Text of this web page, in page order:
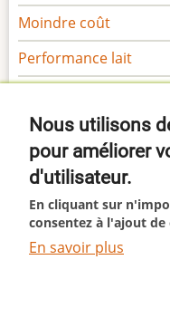
Moindre coût
Performance lait
Sécurité
Gamme
Gamme Marga
© 2026
This site uses
you are agreeing to
Nous utilisons
pour améliorer
d'utilisateur.
En cliquant sur
consentez à l'ajout de
En savoir plus